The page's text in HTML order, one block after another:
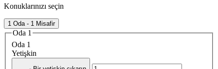
Konuklarınızı seçin
1 Oda - 1 Misafir
Oda 1
Oda 1
Yetişkin